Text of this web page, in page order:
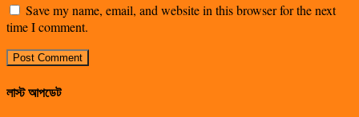
Save my name, email, and website in this browser for the next
time I comment.
লাস্ট আপডেট